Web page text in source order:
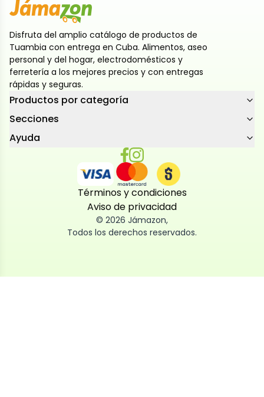
Disfruta del amplio catálogo de productos de
Tuambia con entrega en Cuba. Alimentos, aseo
personal y del hogar, electrodomésticos y
ferretería a los mejores precios y con entregas
rápidas y seguras.
Productos por categoría
Secciones
Ayuda
Términos y condiciones
Aviso de privacidad
© 2026 Jámazon,
Todos los derechos reservados.